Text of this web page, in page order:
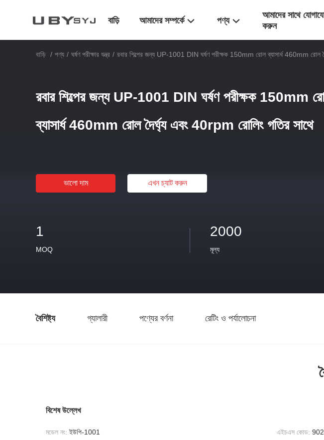
বাড়ি আমাদের সম্পর্কে পণ্য
আমাদের সাথে
করুন
বাড়ি / পণ্য / ঘর্ষণ পরীক্ষার যন্ত্র / রবার শিল্পের জন্য UP-1001 DIN ঘর্ষণ পরীক্ষক 150mm রোল ব্যাসার্ধ 460mm রোল
রবার শিল্পের জন্য UP-1001 DIN ঘর্ষণ পরীক্ষক 150mm
ব্যাসার্ধ 460mm রোল দৈর্ঘ্য এবং 40rpm রোলিং গতির সাথে
ভালো দাম এখন চ্যাট করুন
1
MOQ
2000
মূল্য
বৈশিষ্ট্য গ্যালারী পণ্যের বর্ণনা রেটিং ও পর্যালোচনা
বিশেষ উল্লেখ
মডেল নং: ইউপি-1001 এইচএস কোড: